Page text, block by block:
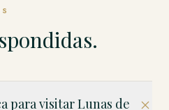
para visitar Lunas de